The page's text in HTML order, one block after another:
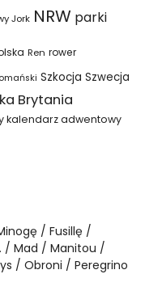
Jork NRW parki
Ren rower
Szkocja Szwecja
Brytania
kalendarz adwentowy
Fusillę
Mad
Manitou
Obroni
Peregrino